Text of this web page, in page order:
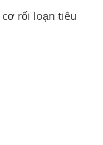
rối loạn tiêu